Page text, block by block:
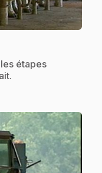
étapes